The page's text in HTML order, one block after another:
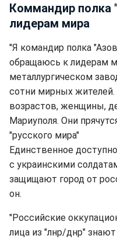
Коммандир полка
лидерам мира
"Я командир полка
обращаюсь к лидерам
металлургическом
сотни мирных
возрастов, женщины,
Мариуполя. Они
"русского мира"
Единственное
с украинскими
защищают город от
он.
"Российские
лица из "лнр/днр"